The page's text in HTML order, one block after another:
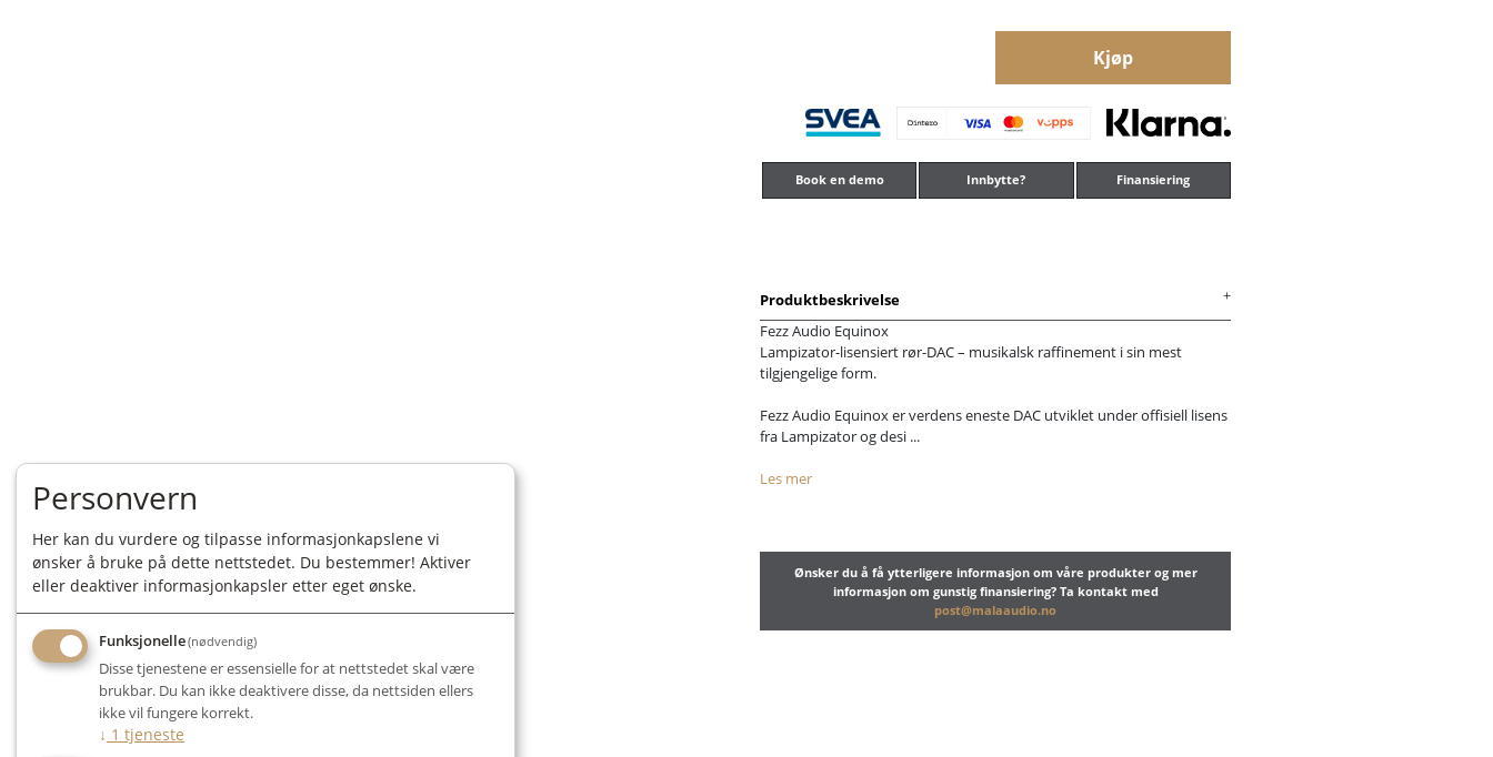
Kjøp
Book en demo Innbytte? Finansiering
Produktbeskrivelse
Fezz Audio Equinox
Lampizator-lisensiert rør-DAC – musikalsk raffinement i sin mest
tilgjengelige form.
Fezz Audio Equinox er verdens eneste DAC utviklet under offisiell lisens
fra Lampizator og desi ...
Les mer
Ønsker du å få ytterligere informasjon om våre produkter og mer
informasjon om gunstig finansiering? Ta kontakt med
post@malaaudio.no
Personvern
Her kan du vurdere og tilpasse informasjonkapslene vi
ønsker å bruke på dette nettstedet. Du bestemmer! Aktiver
eller deaktiver informasjonkapsler etter eget ønske.
Funksjonelle(nødvendig)
Disse tjenestene er essensielle for at nettstedet skal være
brukbar. Du kan ikke deaktivere disse, da nettsiden ellers
ikke vil fungere korrekt.
↓ 1 tjeneste